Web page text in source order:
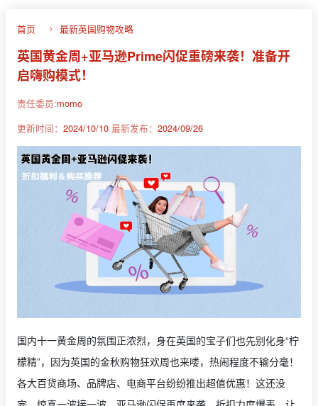
首页 最新英国购物攻略
英国黄金周+亚马逊Prime闪促重磅来袭！准备开
启嗨购模式！
责任委员:momo
更新时间： 2024/10/10 最新发布： 2024/09/26
国内十一黄金周的氛围正浓烈，身在英国的宝子们也先别化身“柠
檬精”，因为英国的金秋购物狂欢周也来喽，热闹程度不输分毫！
各大百货商场、品牌店、电商平台纷纷推出超值优惠！这还没